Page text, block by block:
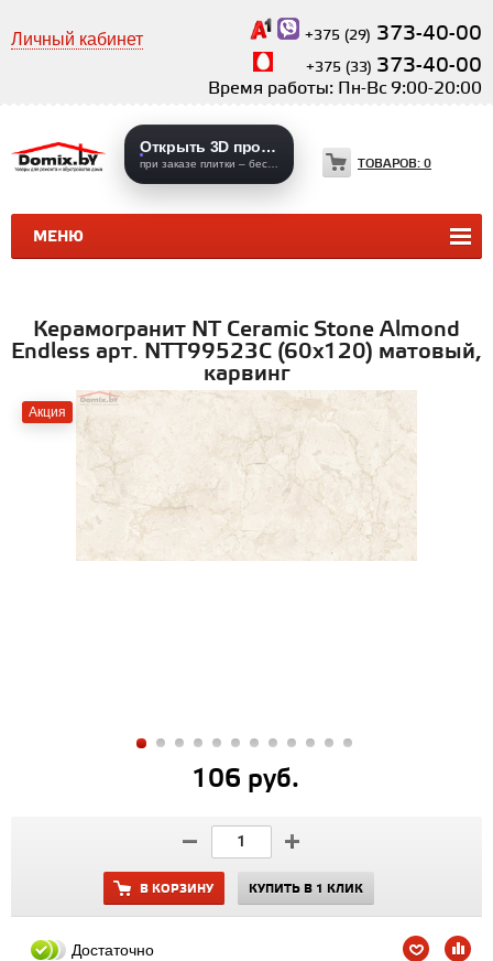
Личный кабинет +375 (29) 373-40-00
+375 (33) 373-40-00
Время работы: Пн-Вс 9:00-20:00
МЕНЮ
Открыть 3D проекты
ТОВАРОВ: 0
КЕРАМИЧЕСКАЯ ПЛИТКА
Керамогранит NT Ceramic Stone Almond
Endless арт. NTT99523C (60x120) матовый,
карвинг
Акция
106 руб.
В КОРЗИНУ КУПИТЬ В 1 КЛИК
Достаточно